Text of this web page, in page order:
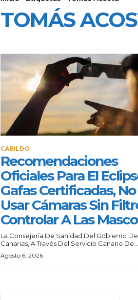
TOMÁS
CABILDO
Recomendaciones
Oficiales Para El
Gafas Certificadas, No
Usar Cámaras Sin
Controlar A Las
La Consejería De Sanidad Del Gobierno De
Canarias, A Través Del Servicio Canario De...
Agosto 6, 2026